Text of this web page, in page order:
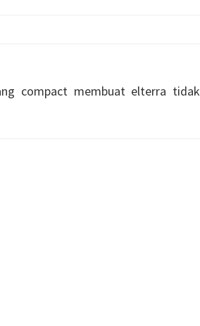
compact membuat elterra tidak